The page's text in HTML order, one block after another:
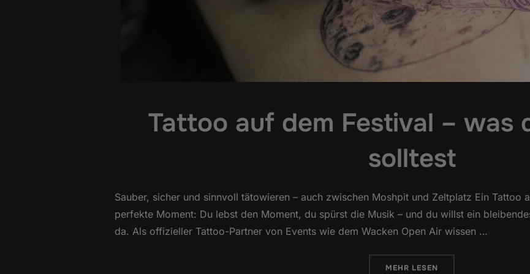
Tattoo auf dem Festival – was
solltest
Sauber, sicher und sinnvoll tätowieren – auch zwischen Moshpit und Zeltplatz Ein Tattoo
perfekte Moment: Du lebst den Moment, du spürst die Musik – und du willst ein
da. Als offizieller Tattoo-Partner von Events wie dem Wacken Open Air wissen …
MEHR ÜBER „TATTOO AUF DEM
LESEN